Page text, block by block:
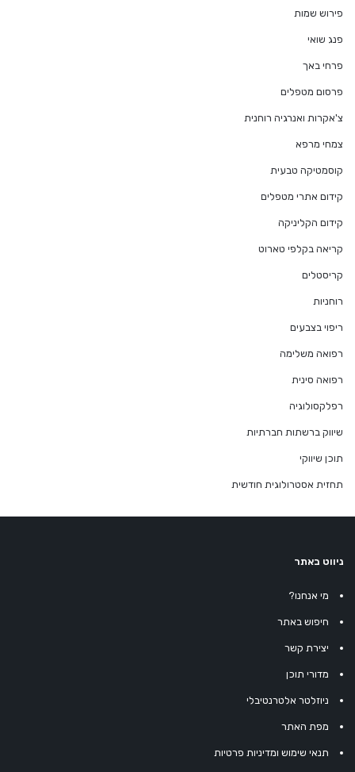
פירוש שמות
פנג שואי
פרחי באך
פרסום מטפלים
צ'אקרות ואנרגיה רוחנית
צמחי מרפא
קוסמטיקה טבעית
קידום אתרי מטפלים
קידום הקליניקה
קריאה בקלפי טארוט
קריסטלים
רוחניות
ריפוי בצבעים
רפואה משלימה
רפואה סינית
רפלקסולוגיה
שיווק ברשתות חברתיות
תוכן שיווקי
תחזית אסטרולוגית חודשית
ניווט באתר
מי אנחנו?
חיפוש באתר
יצירת קשר
מדורי תוכן
ניוזלטר אלטרנטיבלי
מפת האתר
תנאי שימוש ומדיניות פרטיות